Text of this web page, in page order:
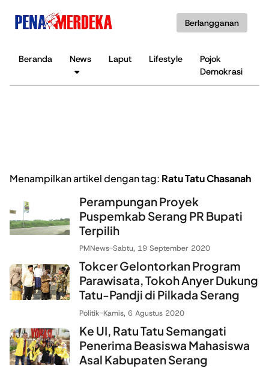
Berlangganan
Beranda News Laput Lifestyle
Pojok
Demokrasi
Menampilkan artikel dengan tag: Ratu Tatu Chasanah
Perampungan Proyek
Puspemkab Serang PR Bupati
Terpilih
PMNews-Sabtu, 19 September 2020
Tokcer Gelontorkan Program
Parawisata, Tokoh Anyer Dukung
Tatu-Pandji di Pilkada Serang
Politik-Kamis, 6 Agustus 2020
Ke UI, Ratu Tatu Semangati
Penerima Beasiswa Mahasiswa
Asal Kabupaten Serang